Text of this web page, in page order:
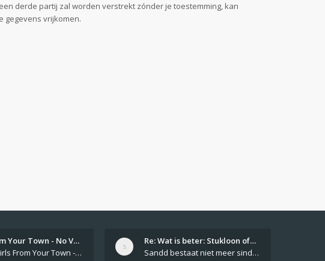
derde partij zal worden verstrekt zónder je toestemming, kan
gegevens vrijkomen.
Girls From Your Town - No Ver…
Private Girls From Your Town - No Selfie - Anonymous Casual Dating https://PrivateLadyEscorts.com Private Lady In
Re: Wat is beter: Stukloon of…
Sandd bestaat niet meer sinds 1 feb 2019.